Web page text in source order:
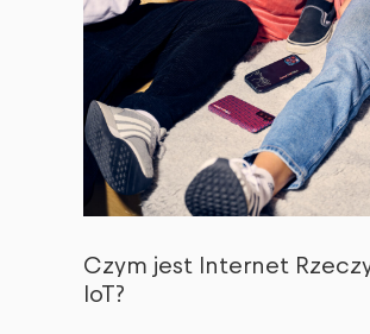
Czym jest Internet
IoT?